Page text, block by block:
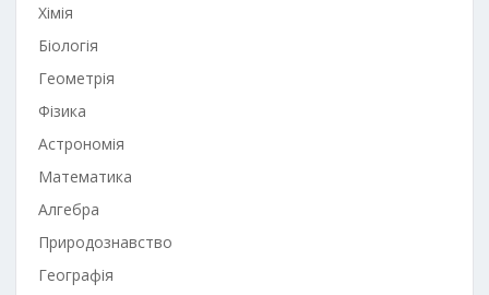
Хімія
Біологія
Геометрія
Фізика
Астрономія
Математика
Алгебра
Природознавство
Географія